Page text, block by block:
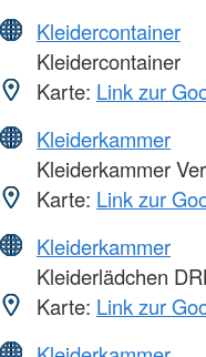
Kleidercontainer
Kleidercontainer
Karte: Link zur
Kleiderkammer
Kleiderkammer
Karte: Link zur
Kleiderkammer
Kleiderlädchen
Karte: Link zur